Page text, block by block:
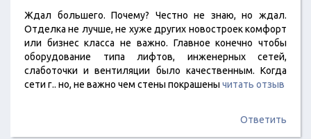
Ждал большего. Почему? Честно не знаю, но ждал.
Отделка не лучше, не хуже других новостроек комфорт
или бизнес класса не важно. Главное конечно чтобы
оборудование типа лифтов, инженерных сетей,
слаботочки и вентиляции было качественным. Когда
сети г.. но, не важно чем стены покрашены читать отзыв
Ответить